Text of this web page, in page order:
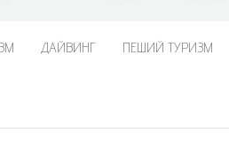
ДАЙВИНГ ПЕШИЙ ТУРИЗМ